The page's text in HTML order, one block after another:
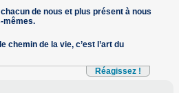
de nous et plus présent à nous
mêmes.
chemin de la vie, c’est l’art du
Réagissez !